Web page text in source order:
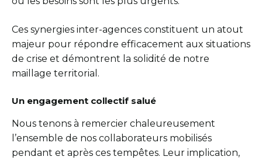
Ces synergies inter-agences constituent un atout
majeur pour répondre efficacement aux situations
de crise et démontrent la solidité de notre
maillage territorial.
Un engagement collectif salué
Nous tenons à remercier chaleureusement
l’ensemble de nos collaborateurs mobilisés
pendant et après ces tempêtes. Leur implication,